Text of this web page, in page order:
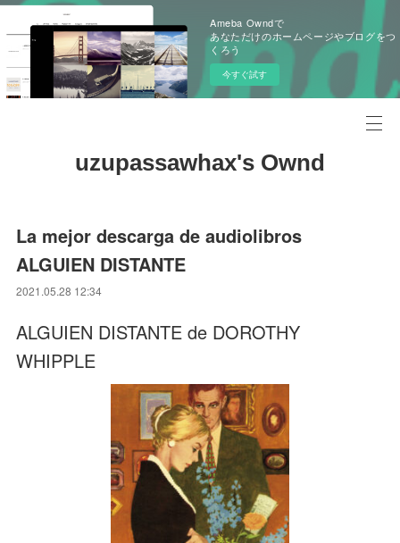
Ameba Owndで
あなただけのホームページやブログをつ
くろう
今すぐ試す
uzupassawhax's Ownd
La mejor descarga de audiolibros
ALGUIEN DISTANTE
2021.05.28 12:34
ALGUIEN DISTANTE de DOROTHY
WHIPPLE